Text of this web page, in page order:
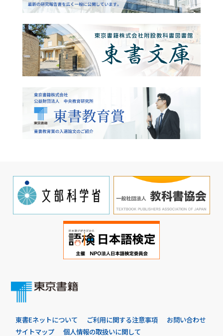
東書Eネットについて ご利用に関する注意事項
お問い合わせ
サイトマップ
個人情報の取扱いに関して